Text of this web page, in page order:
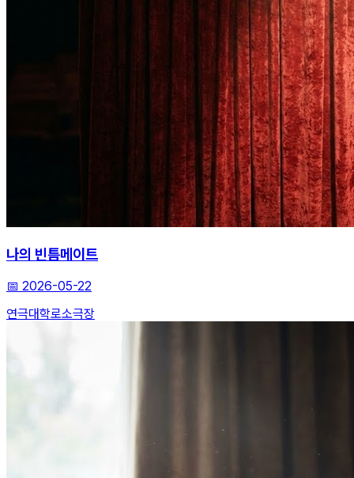
나의 빈틈메이트
📅 2026-05-22
연극대학로소극장